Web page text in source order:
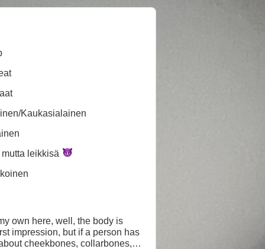
Kaukasialainen
leikkisä
own here, well, the body is
impression, but if a person has
cheekbones, collarbones,